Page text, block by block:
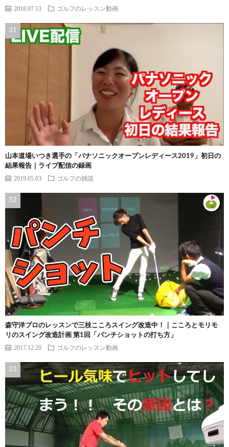
2018.07.13 ゴルフのレッスン動画
山本道場いつき選手の「パナソニックオープンレディース2019」初日の
結果報告｜ライブ配信の録画
2019.05.03 ゴルフの雑談
森守洋プロのレッスンで三枝こころスイング改造中！｜こころとモリモ
リのスイング改造計画 第1回「パンチショットの打ち方」
2017.12.20 ゴルフのレッスン動画